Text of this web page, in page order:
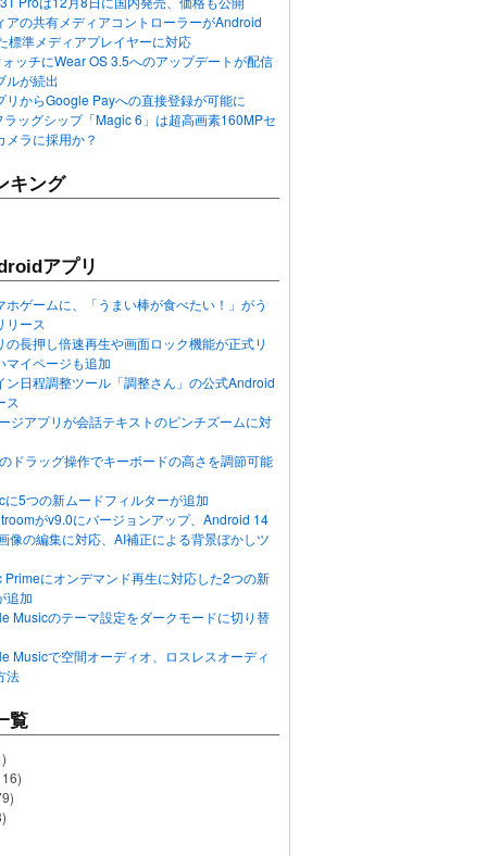
アの共有メディアコントローラーがAndroid
標準メディアプレイヤーに対応
ッチにWear OS 3.5へのアップデートが配信
ルが続出
リからGoogle Payへの直接登録が可能に
ッグシップ「Magic 6」は超高画素160MPセ
メラに採用か？
キング
アプリ
ホゲームに、「うまい棒が食べたい！」がう
リース
の長押し倍速再生や画面ロック機能が正式リ
マイページも追加
ン日程調整ツール「調整さん」の公式Android
ス
ジアプリが会話テキストのピンチズームに対
ドラッグ操作でキーボードの高さを調節可能
に5つの新ムードフィルターが追加
がv9.0にバージョンアップ、Android 14
像の編集に対応、AI補正による背景ぼかしツ
Primeにオンデマンド再生に対応した2つの新
追加
Musicのテーマ設定をダークモードに切り替
Musicで空間オーディオ、ロスレスオーディ
法
覧